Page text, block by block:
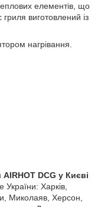
елементів, що
виготовлений із
нагрівання.
DCG у Києві
Харків,
Миколаяв, Херсон,